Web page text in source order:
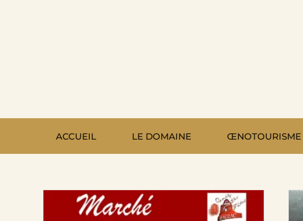
ACCUEIL LE DOMAINE ŒNOTOURISME